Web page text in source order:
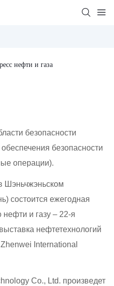
нефти и газа
безопасности
безопасности
операции).
Шэньчжэньском
состоится ежегодная
и газу – 22-я
нефтетехнологий
International
Co., Ltd. произведет